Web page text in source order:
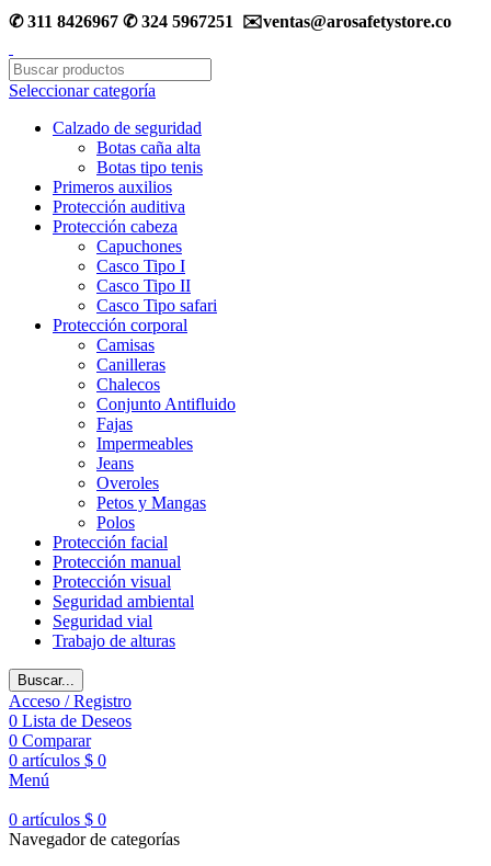
✆ 311 8426967 ✆ 324 5967251 ✉️ventas@arosafetystore.co
Seleccionar categoría
Calzado de seguridad
Botas caña alta
Botas tipo tenis
Primeros auxilios
Protección auditiva
Protección cabeza
Capuchones
Casco Tipo I
Casco Tipo II
Casco Tipo safari
Protección corporal
Camisas
Canilleras
Chalecos
Conjunto Antifluido
Fajas
Impermeables
Jeans
Overoles
Petos y Mangas
Polos
Protección facial
Protección manual
Protección visual
Seguridad ambiental
Seguridad vial
Trabajo de alturas
Buscar...
Acceso / Registro
0 Lista de Deseos
0 Comparar
0 artículos $ 0
Menú
0 artículos $ 0
Navegador de categorías